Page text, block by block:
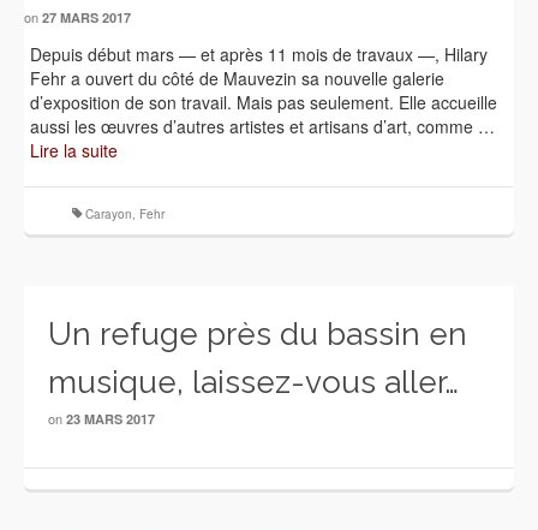
on 27 MARS 2017
Depuis début mars — et après 11 mois de travaux —, Hilary
Fehr a ouvert du côté de Mauvezin sa nouvelle galerie
d’exposition de son travail. Mais pas seulement. Elle accueille
aussi les œuvres d’autres artistes et artisans d’art, comme …
Lire la suite
Carayon, Fehr
Un refuge près du bassin en
musique, laissez-vous aller…
on 23 MARS 2017